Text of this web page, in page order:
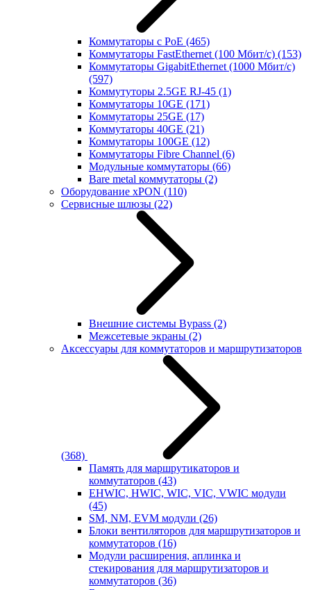
Коммутаторы с PoE (465)
Коммутаторы FastEthernet (100 Мбит/с) (153)
Коммутаторы GigabitEthernet (1000 Мбит/с)
(597)
Коммутуторы 2.5GE RJ-45 (1)
Коммутаторы 10GE (171)
Коммутаторы 25GE (17)
Коммутаторы 40GE (21)
Коммутаторы 100GE (12)
Коммутаторы Fibre Channel (6)
Модульные коммутаторы (66)
Bare metal коммутаторы (2)
Оборудование xPON (110)
Сервисные шлюзы (22)
Внешние системы Bypass (2)
Межсетевые экраны (2)
Аксессуары для коммутаторов и маршрутизаторов
(368)
Память для маршрутикаторов и
коммутаторов (43)
EHWIC, HWIC, WIC, VIC, VWIC модули
(45)
SM, NM, EVM модули (26)
Блоки вентиляторов для маршрутизаторов и
коммутаторов (16)
Модули расширения, аплинка и
стекирования для маршрутизаторов и
коммутаторов (36)